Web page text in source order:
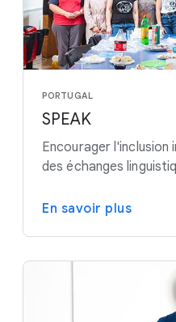
PORTUGAL
SPEAK
Encourager l'inclusion
des échanges
En savoir plus